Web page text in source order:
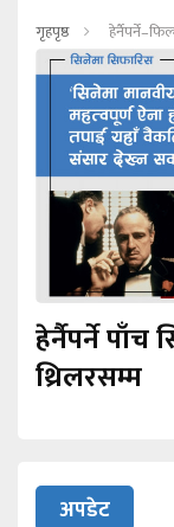
गृहपृष्ठ
हेर्नैपर्ने पाँच
थ्रिलरसम्म
अपडेट